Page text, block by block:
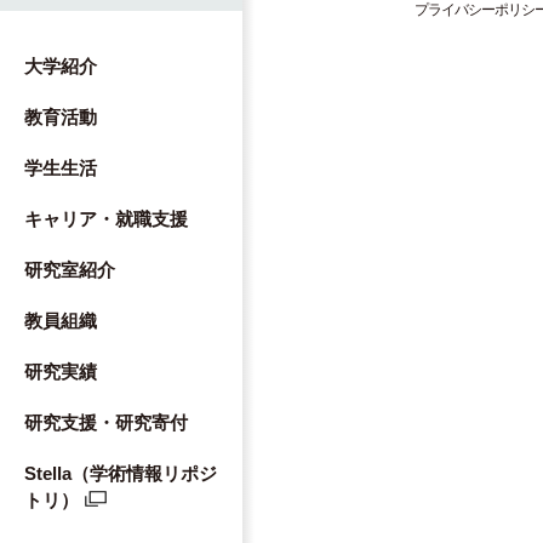
大学紹介
教育活動
学生生活
キャリア・就職支援
研究室紹介
教員組織
研究実績
研究支援・研究寄付
Stella（学術情報リポジ
トリ）
プライバシーポリシ